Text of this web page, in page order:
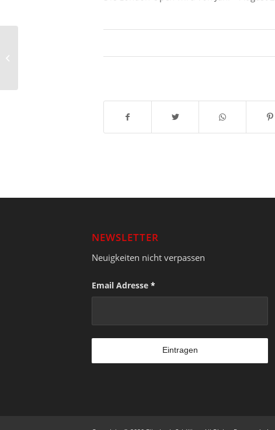
NEWSLETTER
Neuigkeiten nicht verpassen
Email Adresse *